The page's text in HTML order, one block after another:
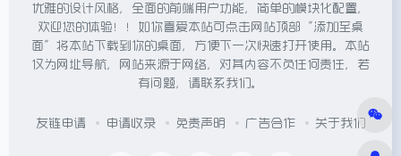
优雅的设计风格，全面的前端用户功能，简单的模块化配置，
欢迎您的体验！！如你喜爱本站可点击网站顶部“添加至桌
面”将本站下载到你的桌面，方便下一次快速打开使用。本站
仅为网址导航，网站来源于网络，对其内容不负任何责任，若
有问题，请联系我们。
友链申请 申请收录 免责声明 广告合作 关于我们